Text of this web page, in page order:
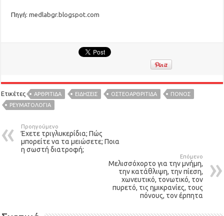
Πηγή:medlabgr.blogspot.com
Ετικέτες ΑΡΘΡΙΤΙΔΑ ΕΙΔΉΣΕΙΣ ΟΣΤΕΟΑΡΘΡΊΤΙΔΑ
ΠΟΝΟΣ
ΡΕΥΜΑΤΟΛΟΓΊΑ
Προηγούμενο
Έχετε τριγλυκερίδια; Πώς
μπορείτε να τα μειώσετε; Ποια
η σωστή διατροφή;
Επόμενο
Μελισσόχορτο για την μνήμη,
την κατάθλιψη, την πίεση,
χωνευτικό, τονωτικό, τον
πυρετό, τις ημικρανίες, τους
πόνους, τον έρπητα